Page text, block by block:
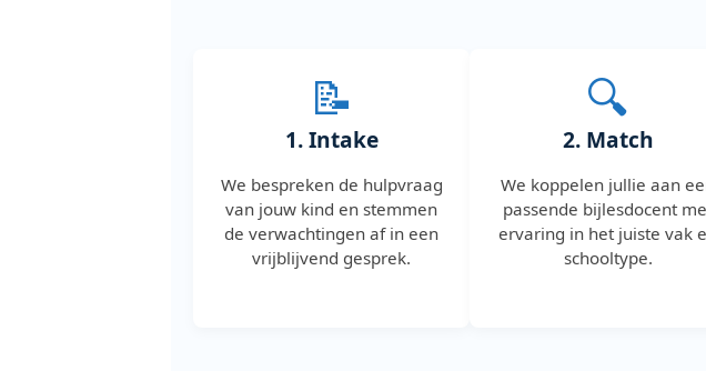
📝
1. Intake
We bespreken de hulpvraag
van jouw kind en stemmen
de verwachtingen af in een
vrijblijvend gesprek.
🔍
2. Match
We koppelen jullie aan
passende bijlesdocent
ervaring in het juiste vak
schooltype.